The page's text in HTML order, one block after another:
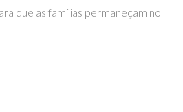
que as famílias permaneçam no